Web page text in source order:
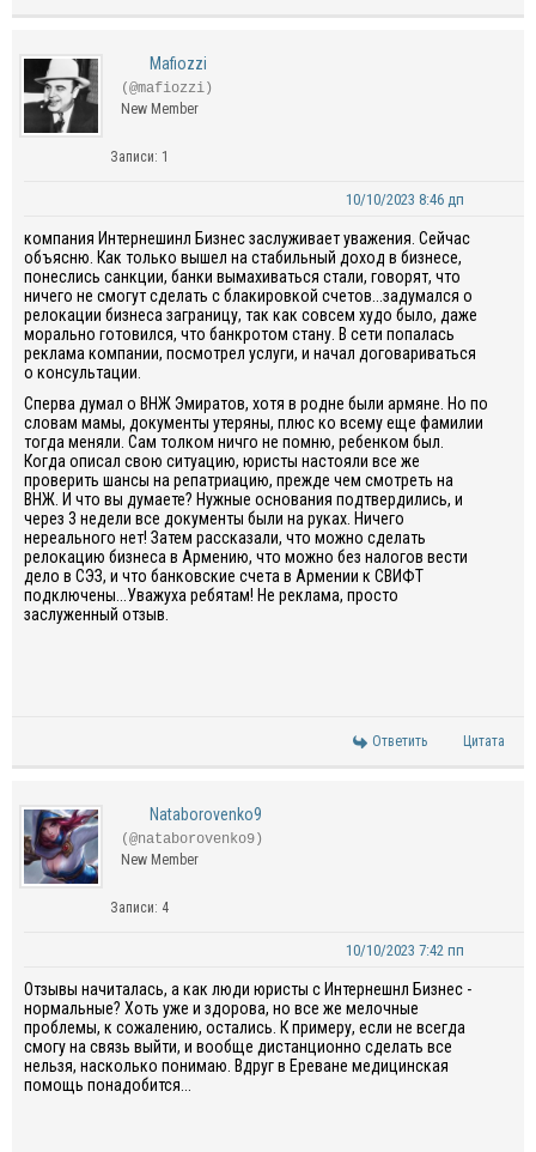
Mafiozzi
(@mafiozzi)
New Member
Записи: 1
10/10/2023 8:46 дп
компания Интернешинл Бизнес заслуживает уважения. Сейчас
объясню. Как только вышел на стабильный доход в бизнесе,
понеслись санкции, банки вымахиваться стали, говорят, что
ничего не смогут сделать с блакировкой счетов...задумался о
релокации бизнеса заграницу, так как совсем худо было, даже
морально готовился, что банкротом стану. В сети попалась
реклама компании, посмотрел услуги, и начал договариваться
о консультации.
Сперва думал о ВНЖ Эмиратов, хотя в родне были армяне. Но по
словам мамы, документы утеряны, плюс ко всему еще фамилии
тогда меняли. Сам толком ничго не помню, ребенком был.
Когда описал свою ситуацию, юристы настояли все же
проверить шансы на репатриацию, прежде чем смотреть на
ВНЖ. И что вы думаете? Нужные основания подтвердились, и
через 3 недели все документы были на руках. Ничего
нереального нет! Затем рассказали, что можно сделать
релокацию бизнеса в Армению, что можно без налогов вести
дело в СЭЗ, и что банковские счета в Армении к СВИФТ
подключены...Уважуха ребятам! Не реклама, просто
заслуженный отзыв.
Ответить Цитата
Nataborovenko9
(@nataborovenko9)
New Member
Записи: 4
10/10/2023 7:42 пп
Отзывы начиталась, а как люди юристы с Интернешнл Бизнес -
нормальные? Хоть уже и здорова, но все же мелочные
проблемы, к сожалению, остались. К примеру, если не всегда
смогу на связь выйти, и вообще дистанционно сделать все
нельзя, насколько понимаю. Вдруг в Ереване медицинская
помощь понадобится...